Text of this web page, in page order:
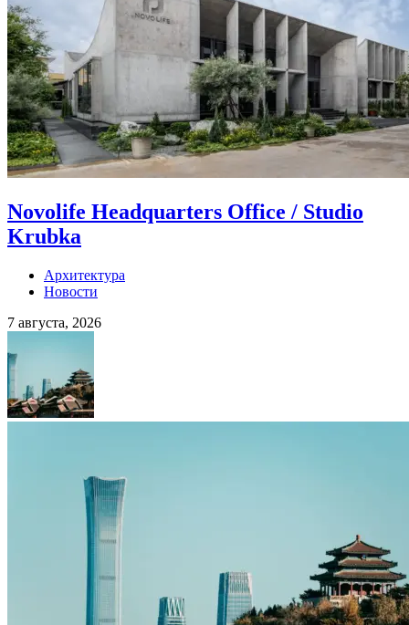
Novolife Headquarters Office / Studio
Krubka
Архитектура
Новости
7 августа, 2026